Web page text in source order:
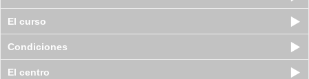
El curso
Condiciones
El centro